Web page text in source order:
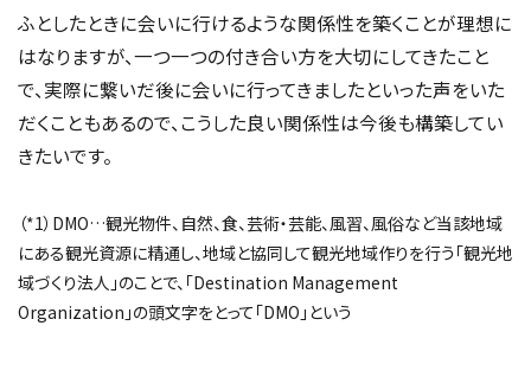
ふとしたときに会いに行けるような関係性を築くことが理想に
はなりますが、一つ一つの付き合い方を大切にしてきたこと
で、実際に繋いだ後に会いに行ってきましたといった声をいた
だくこともあるので、こうした良い関係性は今後も構築してい
きたいです。
（*1）DMO…観光物件、自然、食、芸術・芸能、風習、風俗など当該地域
にある観光資源に精通し、地域と協同して観光地域作りを行う「観光地
域づくり法人」のことで、「Destination Management
Organization」の頭文字をとって「DMO」という